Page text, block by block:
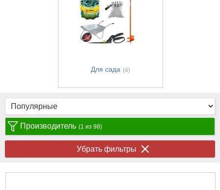
Для сада (4)
Производитель (1 из 98)
Убрать фильтры